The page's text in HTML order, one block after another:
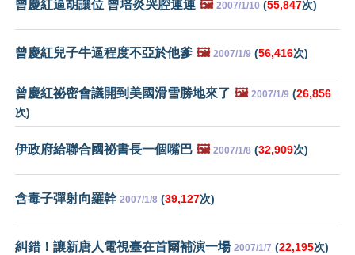
曾慶紅逼胡讓位 曾培炎哭腔連連 🖼️ 2007/1/10 (55,847次)
曾慶紅兒子牛逼程度不亞於他爹 🖼️ 2007/1/9 (56,416次)
曾慶紅祕密會議開到美國滑雪勝地來了 🖼️ 2007/1/9 (26,856
次)
伊政府給聯合國祕書長一個嘴巴 🖼️ 2007/1/8 (32,909次)
含毒子彈射向羅幹 2007/1/8 (39,127次)
糾錯！讓新唐人電視臺在首爾補演一場 2007/1/7 (22,195次)